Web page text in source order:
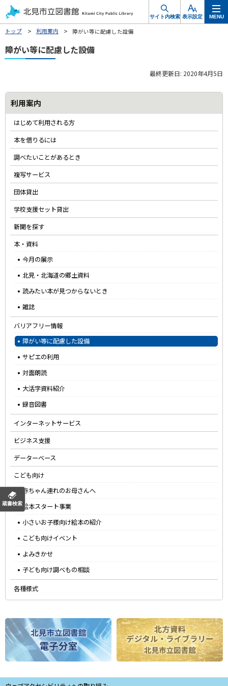
文
へ
メ
ー
北見市立図書館
サイト内検索 表示設定 MENU
蔵書検索
トップ 利用案内 障がい等に配慮した設備
障がい等に配慮した設備
最終更新日: 2020年4月5日
サ
イ
ド
・
メ
ニ
ュ
ー
利用案内
はじめて利用される方
本を借りるには
調べたいことがあるとき
複写サービス
団体貸出
学校支援セット貸出
新聞を探す
本・資料
今月の展示
北見・北海道の郷土資料
読みたい本が見つからないとき
雑誌
バリアフリー情報
障がい等に配慮した設備
サピエの利用
対面朗読
大活字資料紹介
録音図書
インターネットサービス
ビジネス支援
データーベース
こども向け
赤ちゃん連れのお母さんへ
絵本スタート事業
小さいお子様向け絵本の紹介
こども向けイベント
よみきかせ
子ども向け調べもの相談
各種様式
ピ
ッ
ク
ア
ッ
本